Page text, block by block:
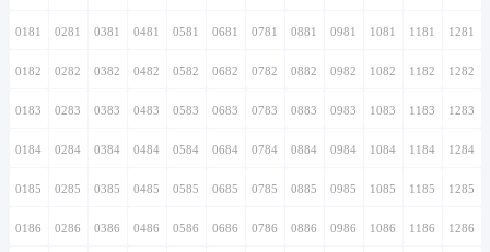
0181 0281 0381 0481 0581 0681 0781 0881 0981 1081 1181 1281
0182 0282 0382 0482 0582 0682 0782 0882 0982 1082 1182 1282
0183 0283 0383 0483 0583 0683 0783 0883 0983 1083 1183 1283
0184 0284 0384 0484 0584 0684 0784 0884 0984 1084 1184 1284
0185 0285 0385 0485 0585 0685 0785 0885 0985 1085 1185 1285
0186 0286 0386 0486 0586 0686 0786 0886 0986 1086 1186 1286